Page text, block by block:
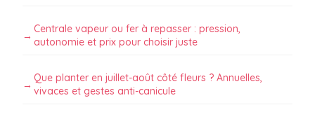
Centrale vapeur ou fer à repasser : pression,
autonomie et prix pour choisir juste
Que planter en juillet-août côté fleurs ? Annuelles,
vivaces et gestes anti-canicule